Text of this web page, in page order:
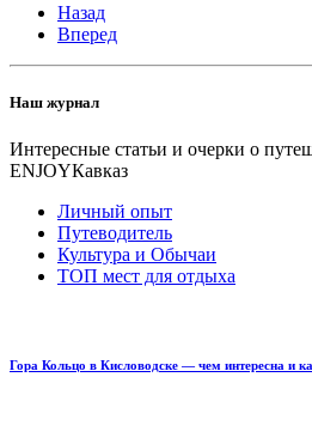
Назад
Вперед
Наш журнал
Интересные статьи и очерки о
ENJOYКавказ
Личный опыт
Путеводитель
Культура и Обычаи
ТОП мест для отдыха
Гора Кольцо в Кисловодске — чем интересна и